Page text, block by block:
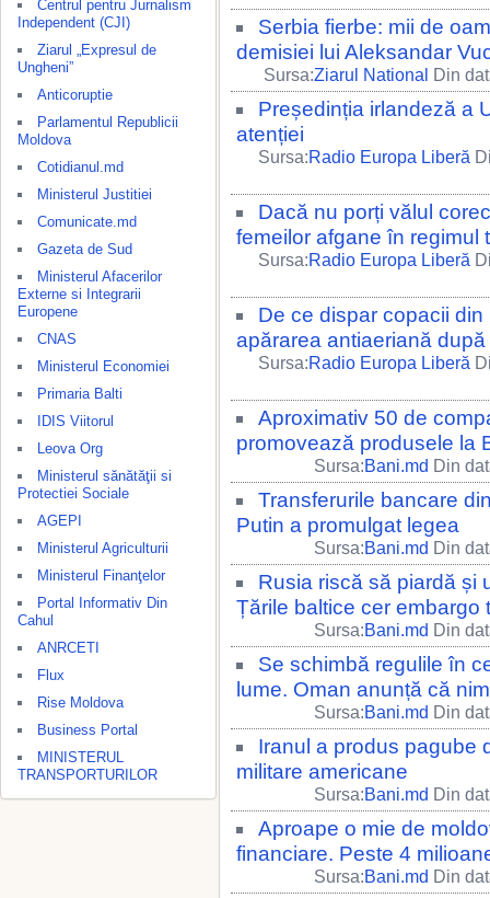
Centrul pentru Jurnalism
Independent (CJI)
Ziarul „Expresul de
Ungheni”
Anticoruptie
Parlamentul Republicii
Moldova
Cotidianul.md
Ministerul Justitiei
Comunicate.md
Gazeta de Sud
Ministerul Afacerilor
Externe si Integrarii
Europene
CNAS
Ministerul Economiei
Primaria Balti
IDIS Viitorul
Leova Org
Ministerul sănătăţii si
Protectiei Sociale
AGEPI
Ministerul Agriculturii
Ministerul Finanţelor
Portal Informativ Din
Cahul
ANRCETI
Flux
Rise Moldova
Business Portal
MINISTERUL
TRANSPORTURILOR
Serbia fierbe: mii de
demisiei lui Aleksandar
Sursa:Ziarul National Din
Președinția irlandeză a
atenției
Sursa:Radio Europa Liberă
Dacă nu porți vălul
femeilor afgane în regimul
Sursa:Radio Europa Liberă
De ce dispar copacii
apărarea antiaeriană
Sursa:Radio Europa Liberă
Aproximativ 50 de
promovează produsele la
Sursa:Bani.md Din
Transferurile bancare
Putin a promulgat legea
Sursa:Bani.md Din
Rusia riscă să piardă și
Țările baltice cer embargo
Sursa:Bani.md Din
Se schimbă regulile în
lume. Oman anunță că
Sursa:Bani.md Din
Iranul a produs pagube
militare americane
Sursa:Bani.md Din
Aproape o mie de
financiare. Peste 4
Sursa:Bani.md Din